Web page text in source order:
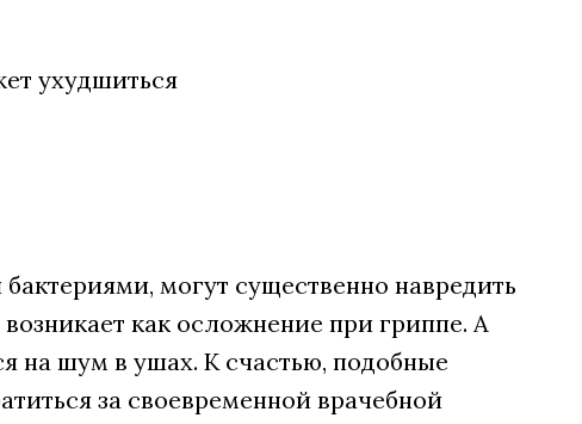
могут существенно навредить
как осложнение при гриппе. А
на шум в ушах. К счастью, подобные
за своевременной врачебной